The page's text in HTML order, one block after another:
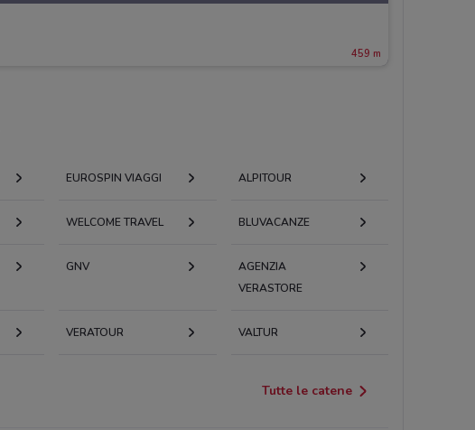
459 m
EUROSPIN VIAGGI ALPITOUR
WELCOME TRAVEL BLUVACANZE
GNV
AGENZIA
VERASTORE
VERATOUR VALTUR
Tutte le catene